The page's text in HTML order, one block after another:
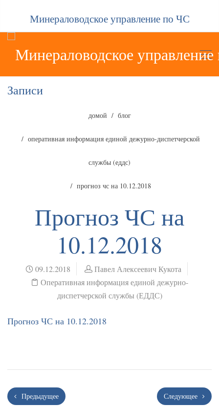
Минераловодское управление по ЧС
Записи
домой блог
оперативная информация единой дежурно-диспетчерской
службы (еддс)
прогноз чс на 10.12.2018
Прогноз ЧС на
10.12.2018
09.12.2018
Павел Алексеевич Кукота
Оперативная информация единой дежурно-
диспетчерской службы (ЕДДС)
Прогноз ЧС на 10.12.2018
Предыдущее Следующее